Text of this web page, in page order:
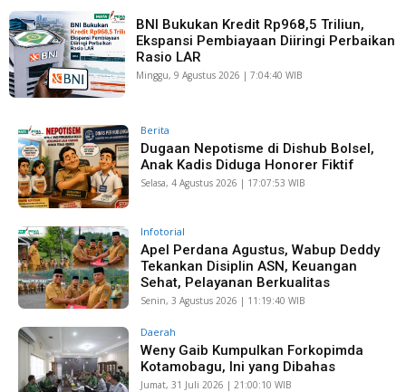
BNI Bukukan Kredit Rp968,5 Triliun,
Ekspansi Pembiayaan Diiringi Perbaikan
Rasio LAR
Minggu, 9 Agustus 2026 | 7:04:40 WIB
Berita
Dugaan Nepotisme di Dishub Bolsel,
Anak Kadis Diduga Honorer Fiktif
Selasa, 4 Agustus 2026 | 17:07:53 WIB
Infotorial
Apel Perdana Agustus, Wabup Deddy
Tekankan Disiplin ASN, Keuangan
Sehat, Pelayanan Berkualitas
Senin, 3 Agustus 2026 | 11:19:40 WIB
Daerah
Weny Gaib Kumpulkan Forkopimda
Kotamobagu, Ini yang Dibahas
Jumat, 31 Juli 2026 | 21:00:10 WIB